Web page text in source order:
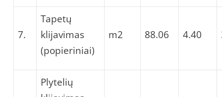
7.
Tapetų
klijavimas
(popieriniai)
m2 88.06 4.40
Plytelių